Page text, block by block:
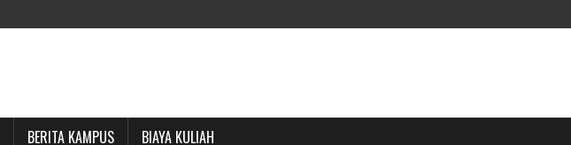
BERITA KAMPUS BIAYA KULIAH